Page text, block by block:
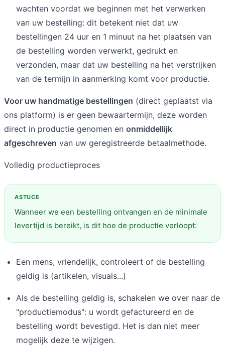
wachten voordat we beginnen met het verwerken
van uw bestelling: dit betekent niet dat uw
bestellingen 24 uur en 1 minuut na het plaatsen van
de bestelling worden verwerkt, gedrukt en
verzonden, maar dat uw bestelling na het verstrijken
van de termijn in aanmerking komt voor productie.
Voor uw handmatige bestellingen (direct geplaatst via
ons platform) is er geen bewaartermijn, deze worden
direct in productie genomen en onmiddellijk
afgeschreven van uw geregistreerde betaalmethode.
Volledig productieproces
Wanneer we een bestelling ontvangen en de minimale
levertijd is bereikt, is dit hoe de productie verloopt:
Een mens, vriendelijk, controleert of de bestelling
geldig is (artikelen, visuals...)
Als de bestelling geldig is, schakelen we over naar de
"productiemodus": u wordt gefactureerd en de
bestelling wordt bevestigd. Het is dan niet meer
mogelijk deze te wijzigen.